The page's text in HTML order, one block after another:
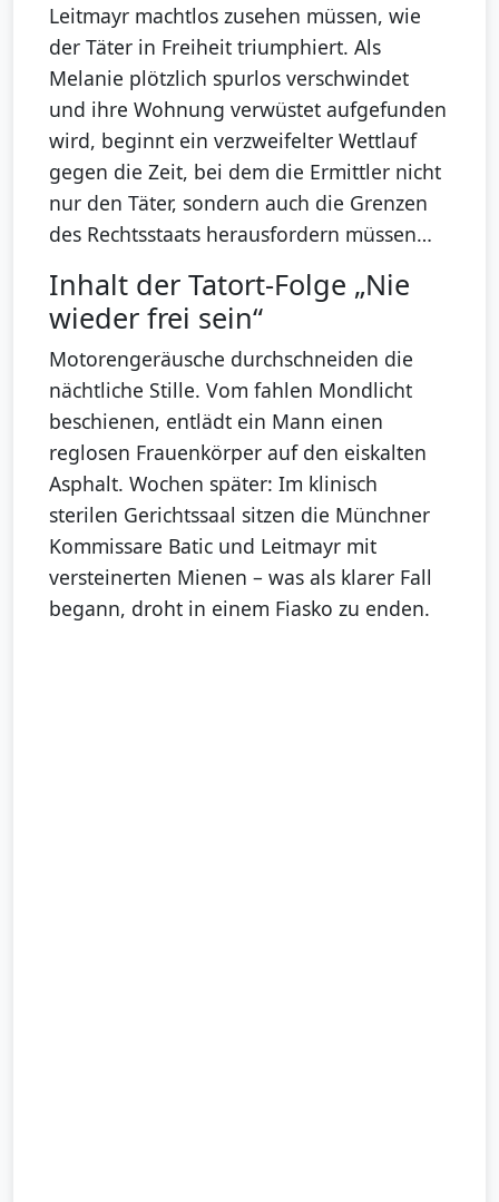
Leitmayr machtlos zusehen müssen, wie
der Täter in Freiheit triumphiert. Als
Melanie plötzlich spurlos verschwindet
und ihre Wohnung verwüstet aufgefunden
wird, beginnt ein verzweifelter Wettlauf
gegen die Zeit, bei dem die Ermittler nicht
nur den Täter, sondern auch die Grenzen
des Rechtsstaats herausfordern müssen…
Inhalt der Tatort-Folge „Nie
wieder frei sein“
Motorengeräusche durchschneiden die
nächtliche Stille. Vom fahlen Mondlicht
beschienen, entlädt ein Mann einen
reglosen Frauenkörper auf den eiskalten
Asphalt. Wochen später: Im klinisch
sterilen Gerichtssaal sitzen die Münchner
Kommissare Batic und Leitmayr mit
versteinerten Mienen – was als klarer Fall
begann, droht in einem Fiasko zu enden.